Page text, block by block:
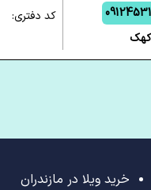
کهک
کد دفتری:
خرید ویلا در مازندران